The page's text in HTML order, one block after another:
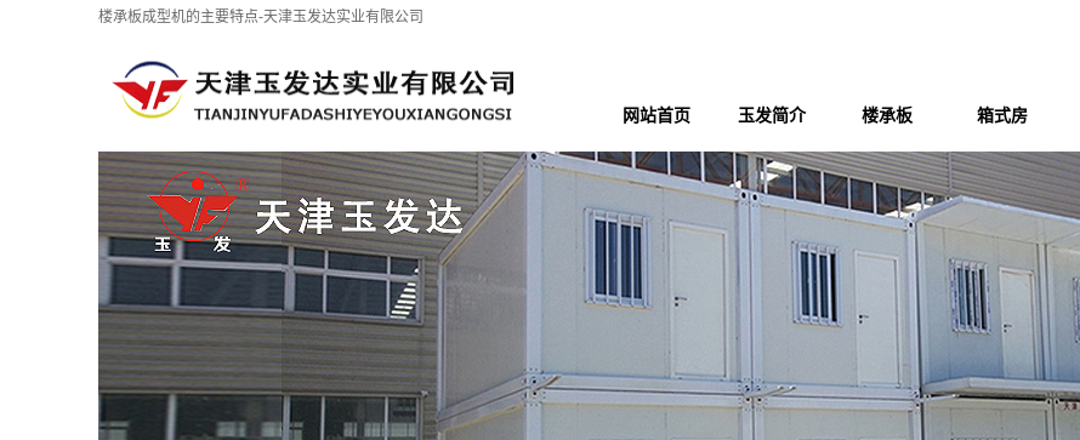
楼承板成型机的主要特点-天津玉发达实业有限公司
网站首页 玉发简介 楼承板 箱式房